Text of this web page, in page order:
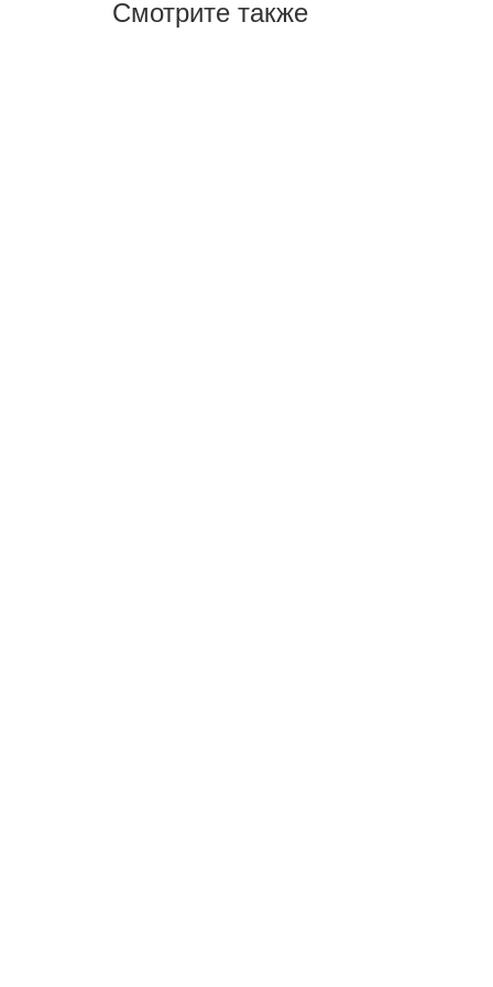
Смотрите также